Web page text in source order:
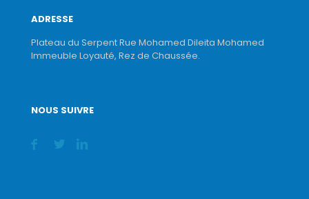
ADRESSE
Plateau du Serpent Rue Mohamed Dileita Mohamed
Immeuble Loyauté, Rez de Chaussée.
NOUS SUIVRE